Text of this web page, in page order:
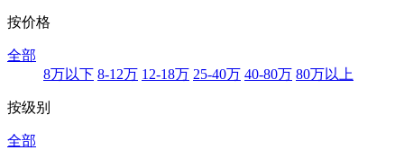
按价格
全部
8万以下 8-12万 12-18万 25-40万 40-80万 80万以上
按级别
全部